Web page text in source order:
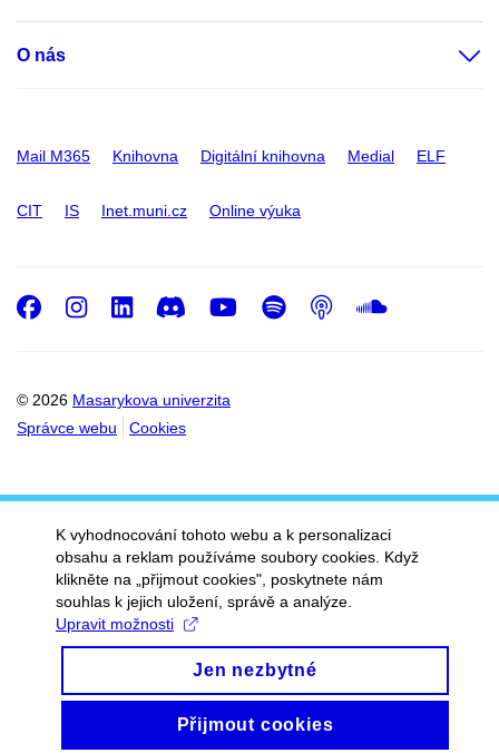
O nás
Mail M365 Knihovna Digitální knihovna Medial ELF
CIT IS Inet.muni.cz Online výuka
© 2026 Masarykova univerzita
Správce webu
Cookies
Facebook
Instagram
LinkedIn
DiscordYoutube
Spotify
Podcast
K vyhodnocování tohoto webu a k personalizaci
obsahu a reklam používáme soubory cookies. Když
klikněte na „přijmout cookies", poskytnete nám
souhlas k jejich uložení, správě a analýze.
Upravit možnosti
Jen nezbytné
Přijmout cookies